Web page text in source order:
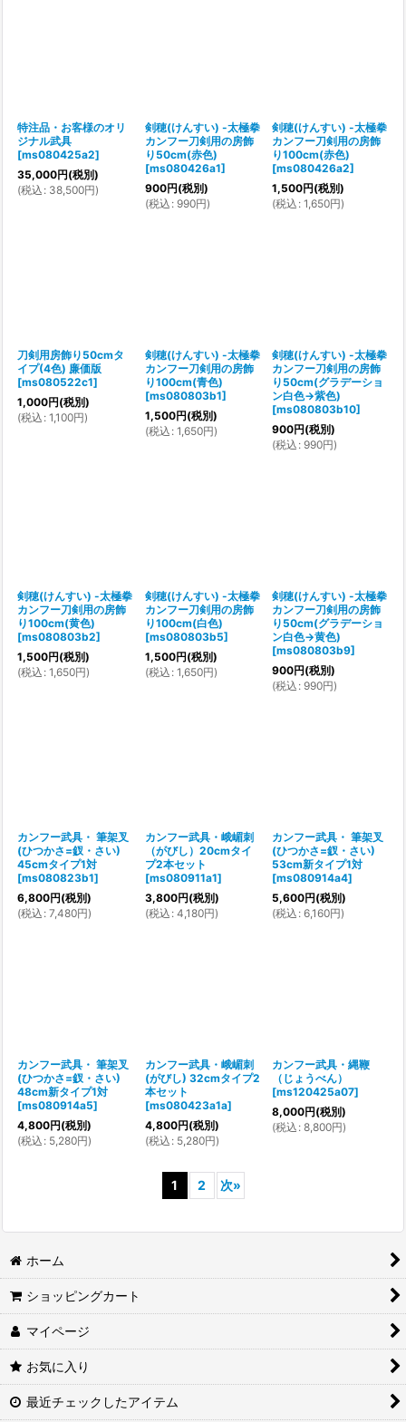
特注品・お客様のオリ
ジナル武具
[ms080425a2]
35,000円(税別)
(税込 : 38,500円)
剣穂(けんすい) -太極拳
カンフー刀剣用の房飾
り50cm(赤色)
[ms080426a1]
900円(税別)
(税込 : 990円)
剣穂(けんすい) -太極拳
カンフー刀剣用の房飾
り100cm(赤色)
[ms080426a2]
1,500円(税別)
(税込 : 1,650円)
刀剣用房飾り50cmタ
イプ(4色) 廉価版
[ms080522c1]
1,000円(税別)
(税込 : 1,100円)
剣穂(けんすい) -太極拳
カンフー刀剣用の房飾
り100cm(青色)
[ms080803b1]
1,500円(税別)
(税込 : 1,650円)
剣穂(けんすい) -太極拳
カンフー刀剣用の房飾
り50cm(グラデーショ
ン白色→紫色)
[ms080803b10]
900円(税別)
(税込 : 990円)
剣穂(けんすい) -太極拳
カンフー刀剣用の房飾
り100cm(黄色)
[ms080803b2]
1,500円(税別)
(税込 : 1,650円)
剣穂(けんすい) -太極拳
カンフー刀剣用の房飾
り100cm(白色)
[ms080803b5]
1,500円(税別)
(税込 : 1,650円)
剣穂(けんすい) -太極拳
カンフー刀剣用の房飾
り50cm(グラデーショ
ン白色→黄色)
[ms080803b9]
900円(税別)
(税込 : 990円)
カンフー武具・ 筆架叉
(ひつかさ=釵・さい)
45cmタイプ1対
[ms080823b1]
6,800円(税別)
(税込 : 7,480円)
カンフー武具・峨嵋刺
（がびし）20cmタイ
プ2本セット
[ms080911a1]
3,800円(税別)
(税込 : 4,180円)
カンフー武具・ 筆架叉
(ひつかさ=釵・さい)
53cm新タイプ1対
[ms080914a4]
5,600円(税別)
(税込 : 6,160円)
カンフー武具・ 筆架叉
(ひつかさ=釵・さい)
48cm新タイプ1対
[ms080914a5]
4,800円(税別)
(税込 : 5,280円)
カンフー武具・峨嵋刺
(がびし) 32cmタイプ2
本セット
[ms080423a1a]
4,800円(税別)
(税込 : 5,280円)
カンフー武具・縄鞭
（じょうべん）
[ms120425a07]
8,000円(税別)
(税込 : 8,800円)
1 2 次»
ホーム
ショッピングカート
マイページ
お気に入り
最近チェックしたアイテム